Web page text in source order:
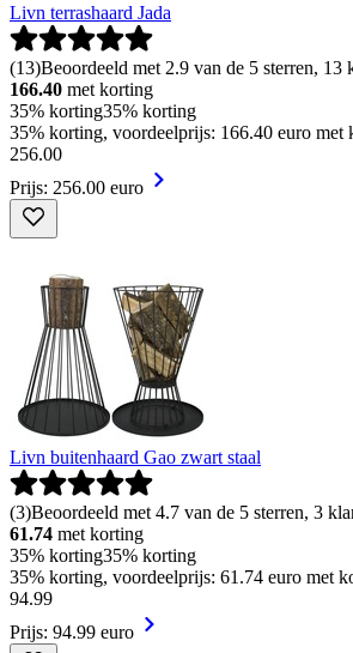
Livn terrashaard Jada
(13)Beoordeeld met 2.9 van de 5 sterren, 13
166.40 met korting
35% korting35% korting
35% korting, voordeelprijs: 166.40 euro met
256.00
Prijs: 256.00 euro
Livn buitenhaard Gao zwart staal
(3)Beoordeeld met 4.7 van de 5 sterren, 3
61.74 met korting
35% korting35% korting
35% korting, voordeelprijs: 61.74 euro met
94.99
Prijs: 94.99 euro